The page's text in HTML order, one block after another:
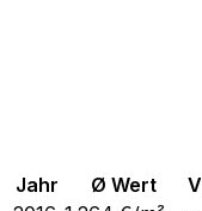
Jahr Ø Wert